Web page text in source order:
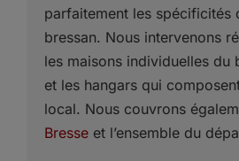
parfaitement les spécificités
bressan. Nous intervenons
les maisons individuelles du
et les hangars qui
local. Nous couvrons
Bresseet l’ensemble du